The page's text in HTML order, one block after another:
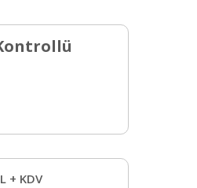
+ KDV